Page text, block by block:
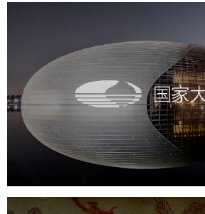
国家大剧
文化艺术 剧院 智慧展馆